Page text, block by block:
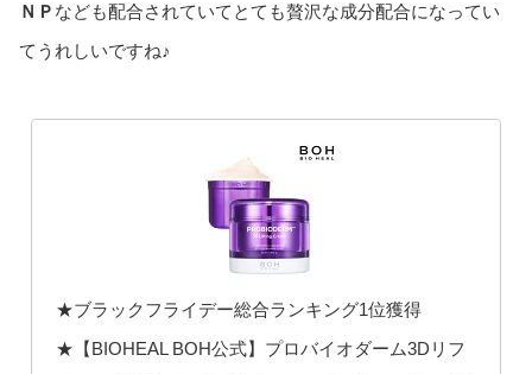
ＮＰ なども配合されていてとても贅沢な成分配合になってい
てうれしいですね♪
★ブラックフライデー総合ランキング1位獲得
★【BIOHEAL BOH公式】プロバイオダーム3Dリフ